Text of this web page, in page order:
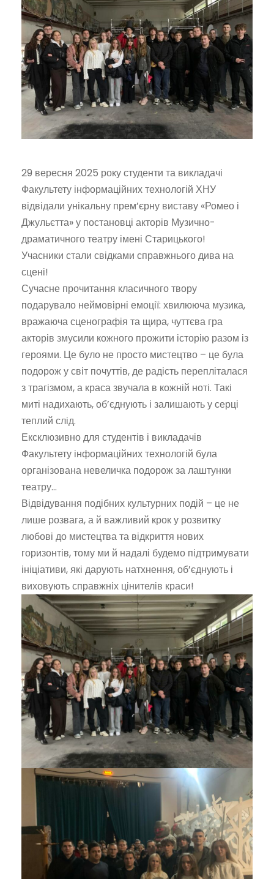
29 вересня 2025 року студенти та викладачі
Факультету інформаційних технологій ХНУ
відвідали унікальну прем’єрну виставу «Ромео і
Джульєтта» у постановці акторів Музично-
драматичного театру імені Старицького!
Учасники стали свідками справжнього дива на
сцені!
Сучасне прочитання класичного твору
подарувало неймовірні емоції: хвилююча музика,
вражаюча сценографія та щира, чуттєва гра
акторів змусили кожного прожити історію разом із
героями. Це було не просто мистецтво – це була
подорож у світ почуттів, де радість перепліталася
з трагізмом, а краса звучала в кожній ноті. Такі
миті надихають, об’єднують і залишають у серці
теплий слід.
Ексклюзивно для студентів і викладачів
Факультету інформаційних технологій була
організована невеличка подорож за лаштунки
театру…
Відвідування подібних культурних подій – це не
лише розвага, а й важливий крок у розвитку
любові до мистецтва та відкриття нових
горизонтів, тому ми й надалі будемо підтримувати
ініціативи, які дарують натхнення, об’єднують і
виховують справжніх цінителів краси!